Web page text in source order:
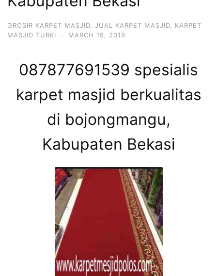
GROSIR KARPET MASJID JUAL KARPET MASJID
KARPET
MASJID TURKI
· MARCH 19, 2019
087877691539 spesialis
karpet masjid berkualitas
di bojongmangu,
Kabupaten Bekasi